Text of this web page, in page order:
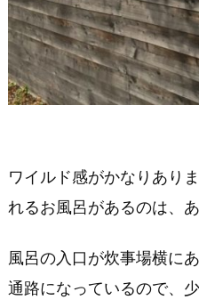
ワイルド感がかなりあり
れるお風呂があるのは、
風呂の入口が炊事場横に
通路になっているので、